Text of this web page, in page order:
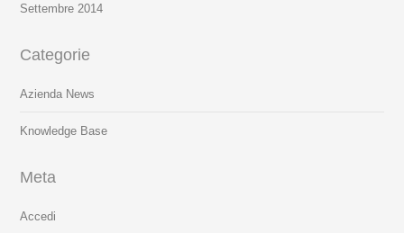
Settembre 2014
Categorie
Azienda News
Knowledge Base
Meta
Accedi